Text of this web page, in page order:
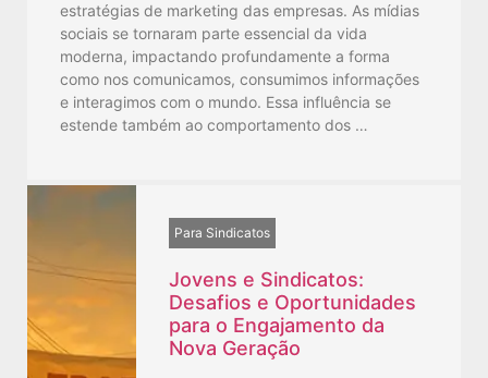
estratégias de marketing das empresas. As mídias
sociais se tornaram parte essencial da vida
moderna, impactando profundamente a forma
como nos comunicamos, consumimos informações
e interagimos com o mundo. Essa influência se
estende também ao comportamento dos …
Para Sindicatos
Jovens e Sindicatos:
Desafios e Oportunidades
para o Engajamento da
Nova Geração